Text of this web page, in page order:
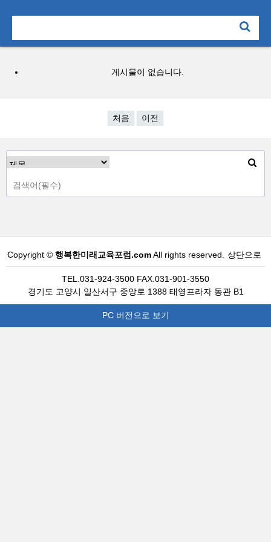
게시물이 없습니다.
처음 이전
Copyright © 행복한미래교육포럼.comAll rights reserved. 상단으로
TEL.031-924-3500 FAX.031-901-3550
경기도 고양시 일산서구 중앙로 1388 태영프라자 동관 B1
PC 버전으로 보기